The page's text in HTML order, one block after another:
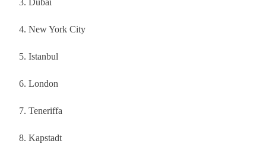
3. Dubai
4. New York City
5. Istanbul
6. London
7. Teneriffa
8. Kapstadt